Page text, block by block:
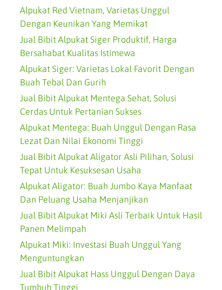
Alpukat Red Vietnam, Varietas Unggul
Dengan Keunikan Yang Memikat
Jual Bibit Alpukat Siger Produktif, Harga
Bersahabat Kualitas Istimewa
Alpukat Siger: Varietas Lokal Favorit Dengan
Buah Tebal Dan Gurih
Jual Bibit Alpukat Mentega Sehat, Solusi
Cerdas Untuk Pertanian Sukses
Alpukat Mentega: Buah Unggul Dengan Rasa
Lezat Dan Nilai Ekonomi Tinggi
Jual Bibit Alpukat Aligator Asli Pilihan, Solusi
Tepat Untuk Kesuksesan Usaha
Alpukat Aligator: Buah Jumbo Kaya Manfaat
Dan Peluang Usaha Menjanjikan
Jual Bibit Alpukat Miki Asli Terbaik Untuk Hasil
Panen Melimpah
Alpukat Miki: Investasi Buah Unggul Yang
Menguntungkan
Jual Bibit Alpukat Hass Unggul Dengan Daya
Tumbuh Tinggi